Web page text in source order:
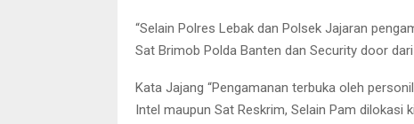
“Selain Polres Lebak dan Polsek Jajaran
Sat Brimob Polda Banten dan Security door
Kata Jajang “Pengamanan terbuka oleh
Intel maupun Sat Reskrim, Selain Pam dilokasi